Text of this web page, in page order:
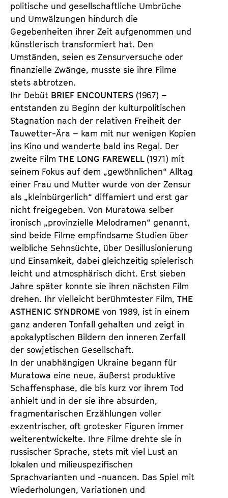
politische und gesellschaftliche Umbrüche
und Umwälzungen hindurch die
Gegebenheiten ihrer Zeit aufgenommen und
künstlerisch transformiert hat. Den
Umständen, seien es Zensurversuche oder
finanzielle Zwänge, musste sie ihre Filme
stets abtrotzen.
Ihr Debüt BRIEF ENCOUNTERS (1967) –
entstanden zu Beginn der kulturpolitischen
Stagnation nach der relativen Freiheit der
Tauwetter-Ära – kam mit nur wenigen Kopien
ins Kino und wanderte bald ins Regal. Der
zweite Film THE LONG FAREWELL (1971) mit
seinem Fokus auf dem „gewöhnlichen“ Alltag
einer Frau und Mutter wurde von der Zensur
als „kleinbürgerlich“ diffamiert und erst gar
nicht freigegeben. Von Muratowa selber
ironisch „provinzielle Melodramen“ genannt,
sind beide Filme empfindsame Studien über
weibliche Sehnsüchte, über Desillusionierung
und Einsamkeit, dabei gleichzeitig spielerisch
leicht und atmosphärisch dicht. Erst sieben
Jahre später konnte sie ihren nächsten Film
drehen. Ihr vielleicht berühmtester Film, THE
ASTHENIC SYNDROME von 1989, ist in einem
ganz anderen Tonfall gehalten und zeigt in
apokalyptischen Bildern den inneren Zerfall
der sowjetischen Gesellschaft.
In der unabhängigen Ukraine begann für
Muratowa eine neue, äußerst produktive
Schaffensphase, die bis kurz vor ihrem Tod
anhielt und in der sie ihre absurden,
fragmentarischen Erzählungen voller
exzentrischer, oft grotesker Figuren immer
weiterentwickelte. Ihre Filme drehte sie in
russischer Sprache, stets mit viel Lust an
lokalen und milieuspezifischen
Sprachvarianten und -nuancen. Das Spiel mit
Wiederholungen, Variationen und